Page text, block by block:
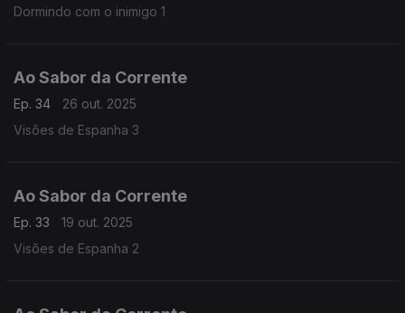
Dormindo com o inimigo 1
Ao Sabor da Corrente
Ep. 34
26 out. 2025
Visões de Espanha 3
Ao Sabor da Corrente
Ep. 33
19 out. 2025
Visões de Espanha 2